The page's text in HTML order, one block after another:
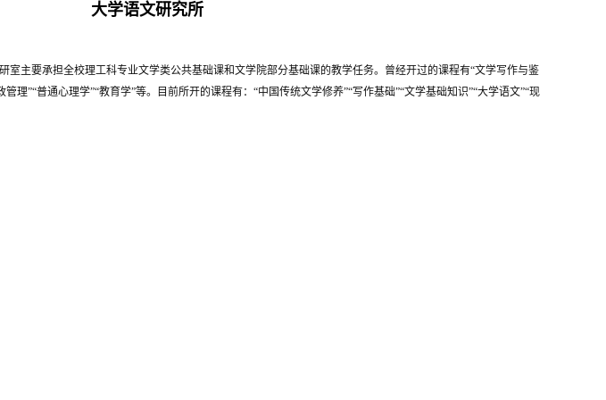
大学语文研究所
室主要承担全校理工科专业文学类公共基础课和文学院部分基础课的教学任务。曾经开过的课程有“文学写作与鉴
管理”“普通心理学”“教育学”等。目前所开的课程有：“中国传统文学修养”“写作基础”“文学基础知识”“大学语文”“现